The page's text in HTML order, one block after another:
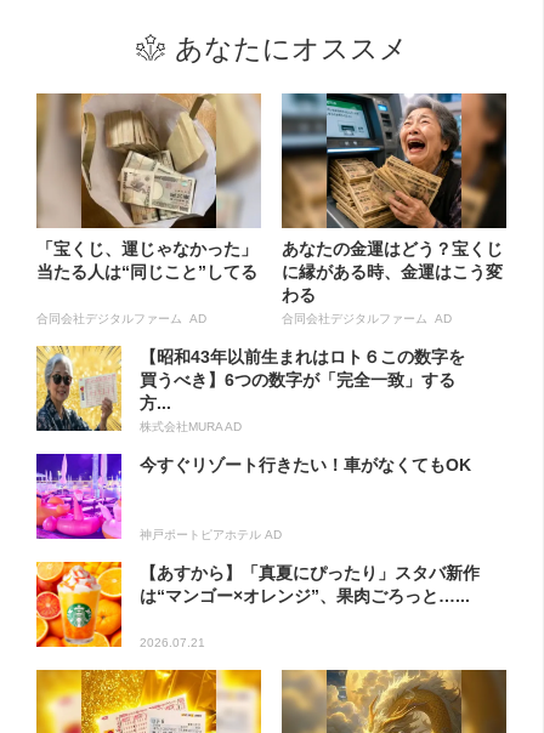
あなたにオススメ
「宝くじ、運じゃなかった」
当たる人は“同じこと”してる
合同会社デジタルファーム AD
あなたの金運はどう？宝くじ
に縁がある時、金運はこう変
わる
合同会社デジタルファーム AD
【昭和43年以前生まれはロト６この数字を
買うべき】6つの数字が「完全一致」する
方...
株式会社MURA AD
今すぐリゾート行きたい！車がなくてもOK
神戸ポートピアホテル AD
【あすから】「真夏にぴったり」スタバ新作
は“マンゴー×オレンジ”、果肉ごろっと…...
2026.07.21